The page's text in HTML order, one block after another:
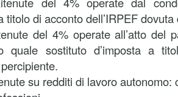
titolo di acconto dell’IRPEF
del 4% operate all’atto del
quale sostituto d’imposta a
su redditi di lavoro